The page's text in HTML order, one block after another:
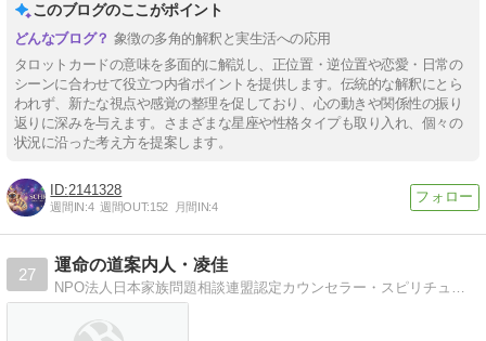
このブログのここがポイント
象徴の多角的解釈と実生活への応用
タロットカードの意味を多面的に解説し、正位置・逆位置や恋愛・日常の
シーンに合わせて役立つ内省ポイントを提供します。伝統的な解釈にとら
われず、新たな視点や感覚の整理を促しており、心の動きや関係性の振り
返りに深みを与えます。さまざまな星座や性格タイプも取り入れ、個々の
状況に沿った考え方を提案します。
2141328
週間IN:4 週間OUT:152 月間IN:4
27
運命の道案内人・凌佳